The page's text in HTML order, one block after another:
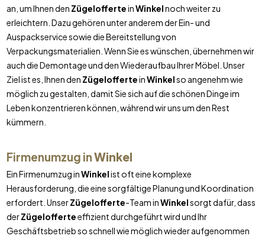
an, um Ihnen den ZügelofferteinWinkelnoch weiter zu
erleichtern. Dazu gehören unter anderem der Ein- und
Auspackservice sowie die Bereitstellung von
Verpackungsmaterialien. Wenn Sie es wünschen, übernehmen wir
auch die Demontage und den Wiederaufbau Ihrer Möbel. Unser
Ziel ist es, Ihnen den ZügelofferteinWinkelso angenehm wie
möglich zu gestalten, damit Sie sich auf die schönen Dinge im
Leben konzentrieren können, während wir uns um den Rest
kümmern.
Firmenumzug inWinkel
Ein Firmenumzug inWinkelist oft eine komplexe
Herausforderung, die eine sorgfältige Planung und Koordination
erfordert. UnserZügelofferte-Team inWinkelsorgt dafür, dass
derZügelofferteeffizient durchgeführt wird und Ihr
Geschäftsbetrieb so schnell wie möglich wieder aufgenommen